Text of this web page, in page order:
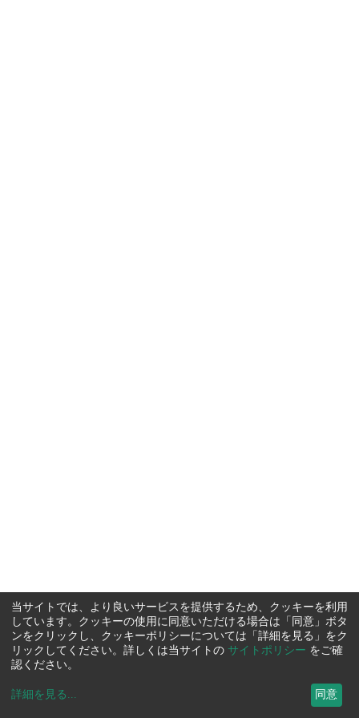
当サイトでは、より良いサービスを提供するため、クッキーを利用
しています。クッキーの使用に同意いただける場合は「同意」ボタ
ンをクリックし、クッキーポリシーについては「詳細を見る」をク
リックしてください。詳しくは当サイトの サイトポリシー をご確
認ください。
詳細を見る ... 同意